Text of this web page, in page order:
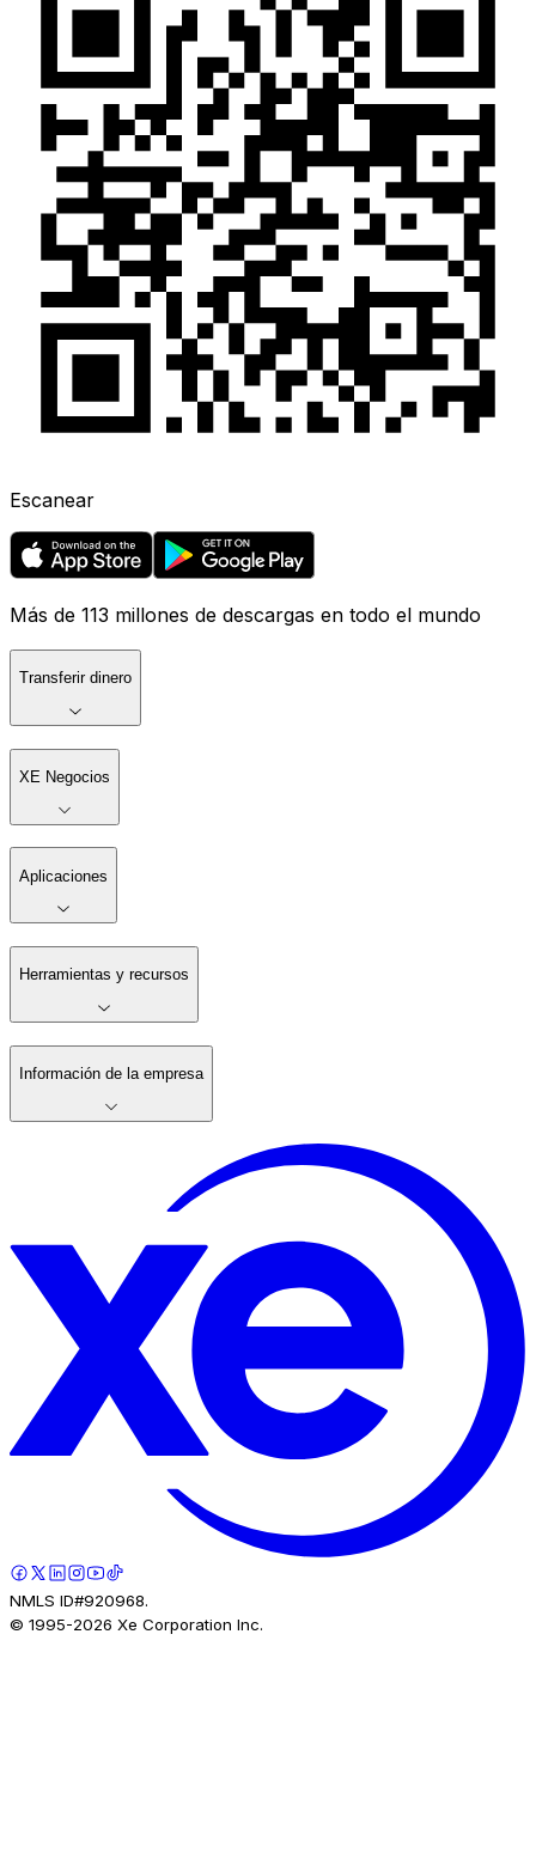
Escanear
Más de 113 millones de descargas en todo el mundo
Transferir dinero
XE Negocios
Aplicaciones
Herramientas y recursos
Información de la empresa
NMLS ID#920968.
© 1995-2026 Xe Corporation Inc.